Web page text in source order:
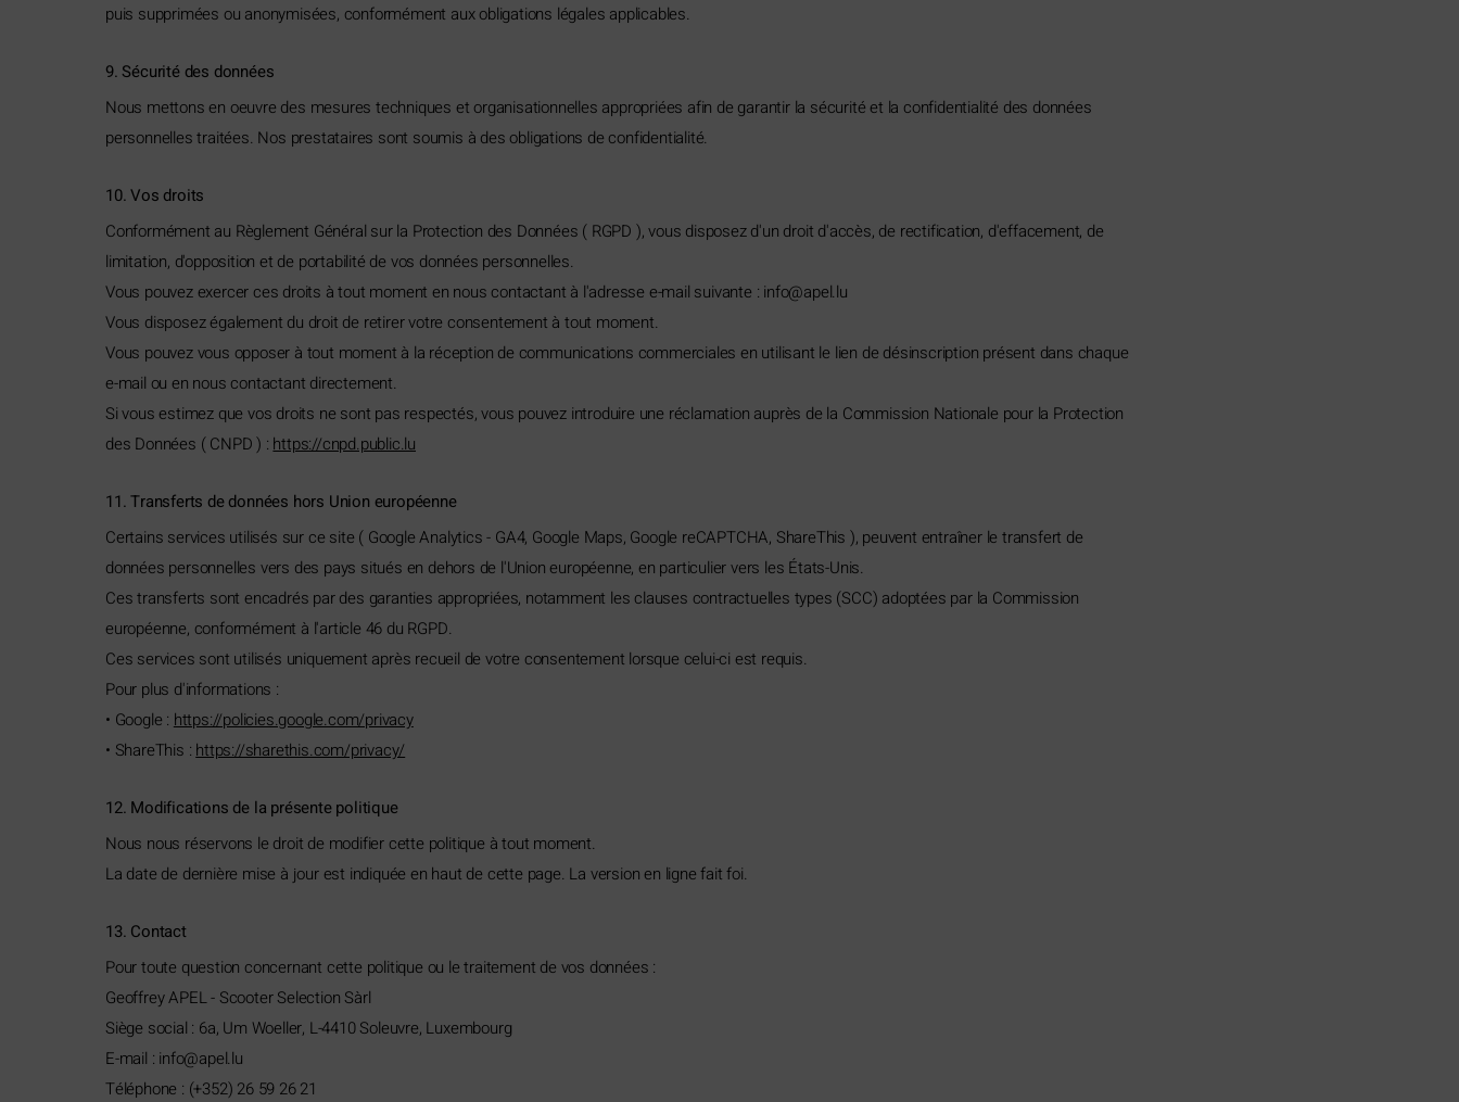
puis supprimées ou anonymisées, conformément aux obligations légales applicables.
9. Sécurité des données
Nous mettons en oeuvre des mesures techniques et organisationnelles appropriées afin de garantir la sécurité et la confidentialité des données
personnelles traitées. Nos prestataires sont soumis à des obligations de confidentialité.
10. Vos droits
Conformément au Règlement Général sur la Protection des Données ( RGPD ), vous disposez d'un droit d'accès, de rectification, d'effacement, de
limitation, d'opposition et de portabilité de vos données personnelles.
Vous pouvez exercer ces droits à tout moment en nous contactant à l'adresse e-mail suivante :
ul.le
pa@of
ni
Vous disposez également du droit de retirer votre consentement à tout moment.
Vous pouvez vous opposer à tout moment à la réception de communications commerciales en utilisant le lien de désinscription présent dans chaque
e-mail ou en nous contactant directement.
Si vous estimez que vos droits ne sont pas respectés, vous pouvez introduire une réclamation auprès de la Commission Nationale pour la Protection
des Données ( CNPD ) : https://cnpd.public.lu
11. Transferts de données hors Union européenne
Certains services utilisés sur ce site ( Google Analytics - GA4, Google Maps, Google reCAPTCHA, ShareThis ), peuvent entraîner le transfert de
données personnelles vers des pays situés en dehors de l'Union européenne, en particulier vers les États-Unis.
Ces transferts sont encadrés par des garanties appropriées, notamment les clauses contractuelles types (SCC) adoptées par la Commission
européenne, conformément à l'article 46 du RGPD.
Ces services sont utilisés uniquement après recueil de votre consentement lorsque celui-ci est requis.
Pour plus d'informations :
• Google : https://policies.google.com/privacy
• ShareThis : https://sharethis.com/privacy/
12. Modifications de la présente politique
Nous nous réservons le droit de modifier cette politique à tout moment.
La date de dernière mise à jour est indiquée en haut de cette page. La version en ligne fait foi.
13. Contact
Pour toute question concernant cette politique ou le traitement de vos données :
Geoffrey APEL - Scooter Selection Sàrl
Siège social : 6a, Um Woeller, L-4410 Soleuvre, Luxembourg
E-mail :
ul.le
pa@of
ni
Téléphone : (+352) 26 59 26 21